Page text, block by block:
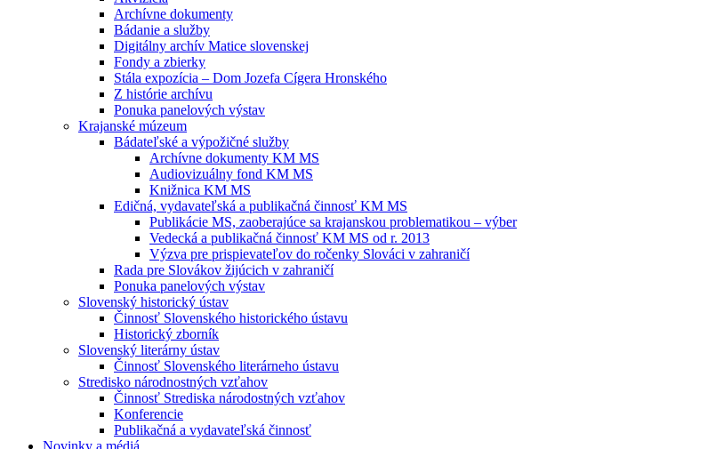
Archívne dokumenty
Bádanie a služby
Digitálny archív Matice slovenskej
Fondy a zbierky
Stála expozícia – Dom Jozefa Cígera Hronského
Z histórie archívu
Ponuka panelových výstav
Krajanské múzeum
Bádateľské a výpožičné služby
Archívne dokumenty KM MS
Audiovizuálny fond KM MS
Knižnica KM MS
Edičná, vydavateľská a publikačná činnosť KM MS
Publikácie MS, zaoberajúce sa krajanskou problematikou – výber
Vedecká a publikačná činnosť KM MS od r. 2013
Výzva pre prispievateľov do ročenky Slováci v zahraničí
Rada pre Slovákov žijúcich v zahraničí
Ponuka panelových výstav
Slovenský historický ústav
Činnosť Slovenského historického ústavu
Historický zborník
Slovenský literárny ústav
Činnosť Slovenského literárneho ústavu
Stredisko národnostných vzťahov
Činnosť Strediska národostných vzťahov
Konferencie
Publikačná a vydavateľská činnosť
Novinky a médiá